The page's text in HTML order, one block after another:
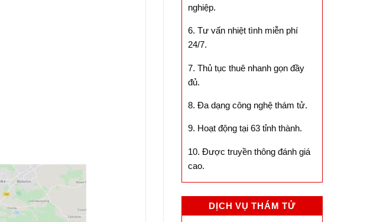
nghiệp.
6. Tư vấn nhiệt tình miễn phí
24/7.
7. Thủ tục thuê nhanh gọn đầy
đủ.
8. Đa dạng công nghệ thám tử.
9. Hoạt động tại 63 tỉnh thành.
10. Được truyền thông đánh giá
cao.
DỊCH VỤ THÁM TỬ